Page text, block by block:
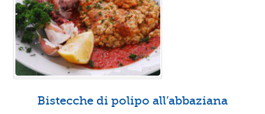
Bistecche di polipo all’abbaziana